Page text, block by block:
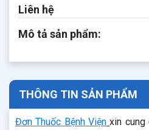
Liên hệ
Mô tả sản phẩm:
THÔNG TIN SẢN PHẨM
Đơn Thuốc Bệnh Viện xin